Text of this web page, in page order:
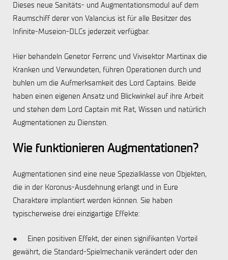
Dieses neue Sanitäts- und Augmentationsmodul auf dem
Raumschiff derer von Valancius ist für alle Besitzer des
Infinite-Museion-DLCs jederzeit verfügbar.
Hier behandeln Genetor Ferrenc und Vivisektor Martinax die
Kranken und Verwundeten, führen Operationen durch und
buhlen um die Aufmerksamkeit des Lord Captains. Beide
haben einen eigenen Ansatz und Blickwinkel auf ihre Arbeit
und stehen dem Lord Captain mit Rat, Wissen und natürlich
Augmentationen zu Diensten.
Wie funktionieren Augmentationen?
Augmentationen sind eine neue Spezialklasse von Objekten,
die in der Koronus-Ausdehnung erlangt und in Eure
Charaktere implantiert werden können. Sie haben
typischerweise drei einzigartige Effekte:
● Einen positiven Effekt, der einen signifikanten Vorteil
gewährt, die Standard-Spielmechanik verändert oder den